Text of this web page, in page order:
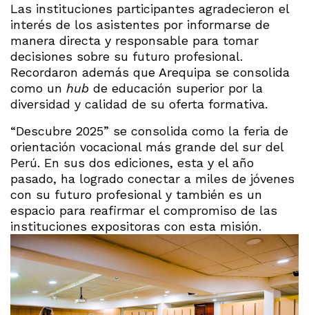
Las instituciones participantes agradecieron el
interés de los asistentes por informarse de
manera directa y responsable para tomar
decisiones sobre su futuro profesional.
Recordaron además que Arequipa se consolida
como un hub de educación superior por la
diversidad y calidad de su oferta formativa.
“Descubre 2025” se consolida como la feria de
orientación vocacional más grande del sur del
Perú. En sus dos ediciones, esta y el año
pasado, ha logrado conectar a miles de jóvenes
con su futuro profesional y también es un
espacio para reafirmar el compromiso de las
instituciones expositoras con esta misión.